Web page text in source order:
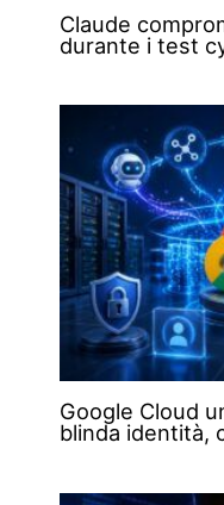
Claude
durante i test
Google Cloud
blinda identità,